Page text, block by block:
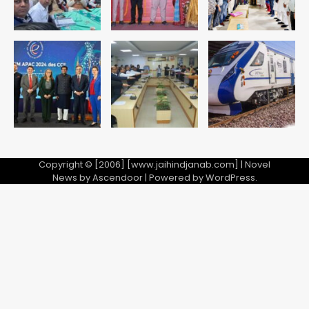
5
डॉक्टर परामर्श सुविधा
Avinash Kumar
Copyright © [2006] [www.jaihindjanab.com] | Novel
News byAscendoor| Powered byWordPress.